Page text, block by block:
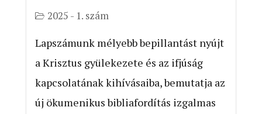
2025 - 1. szám
Lapszámunk mélyebb bepillantást nyújt
a Krisztus gyülekezete és az ifjúság
kapcsolatának kihívásaiba, bemutatja az
új ökumenikus bibliafordítás izgalmas